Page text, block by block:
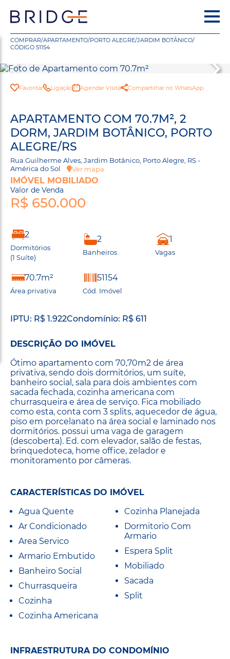
COMPRAR/APARTAMENTO/PORTO ALEGRE/JARDIM BOTÂNICO/
CÓDIGO 51154
Favoritar Ligação Agendar Visita Compartilhar no WhatsApp
APARTAMENTO COM 70.7M², 2
DORM, JARDIM BOTÂNICO, PORTO
ALEGRE/RS
Rua Guilherme Alves, Jardim Botânico, Porto Alegre, RS -
América do Sol
Ver mapa
IMÓVEL MOBILIADO
Valor de Venda
R$ 650.000
2
Dormitórios
(1 Suíte)
2
Banheiros
1
Vagas
70.7m²
Área privativa
51154
Cód. Imóvel
IPTU: R$ 1.922Condomínio: R$ 611
DESCRIÇÃO DO IMÓVEL
Ótimo apartamento com 70,70m2 de área
privativa, sendo dois dormitórios, um suíte,
banheiro social, sala para dois ambientes com
sacada fechada, cozinha americana com
churrasqueira e área de serviço. Fica mobiliado
como esta, conta com 3 splits, aquecedor de água,
piso em porcelanato na área social e laminado nos
dormitórios. possui uma vaga de garagem
(descoberta). Ed. com elevador, salão de festas,
brinquedoteca, home office, zelador e
monitoramento por câmeras.
CARACTERÍSTICAS DO IMÓVEL
Agua Quente
Ar Condicionado
Area Servico
Armario Embutido
Banheiro Social
Churrasqueira
Cozinha
Cozinha Americana
Cozinha Planejada
Dormitorio Com
Armario
Espera Split
Mobiliado
Sacada
Split
INFRAESTRUTURA DO CONDOMÍNIO